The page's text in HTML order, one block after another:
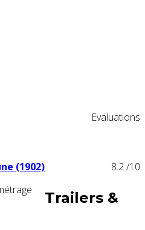
Evaluations
(1902)
8.2/10
Trailers &